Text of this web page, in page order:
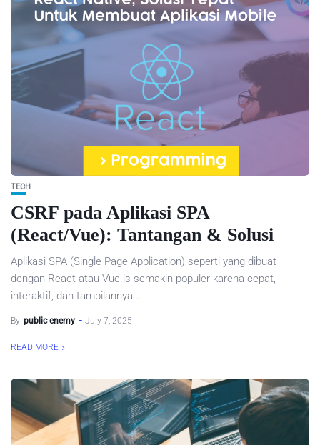
TECH
CSRF pada Aplikasi SPA
(React/Vue): Tantangan & Solusi
Aplikasi SPA (Single Page Application) seperti yang dibuat
dengan React atau Vue.js semakin populer karena cepat,
interaktif, dan tampilannya...
By public enemy July 7, 2025
READ MORE